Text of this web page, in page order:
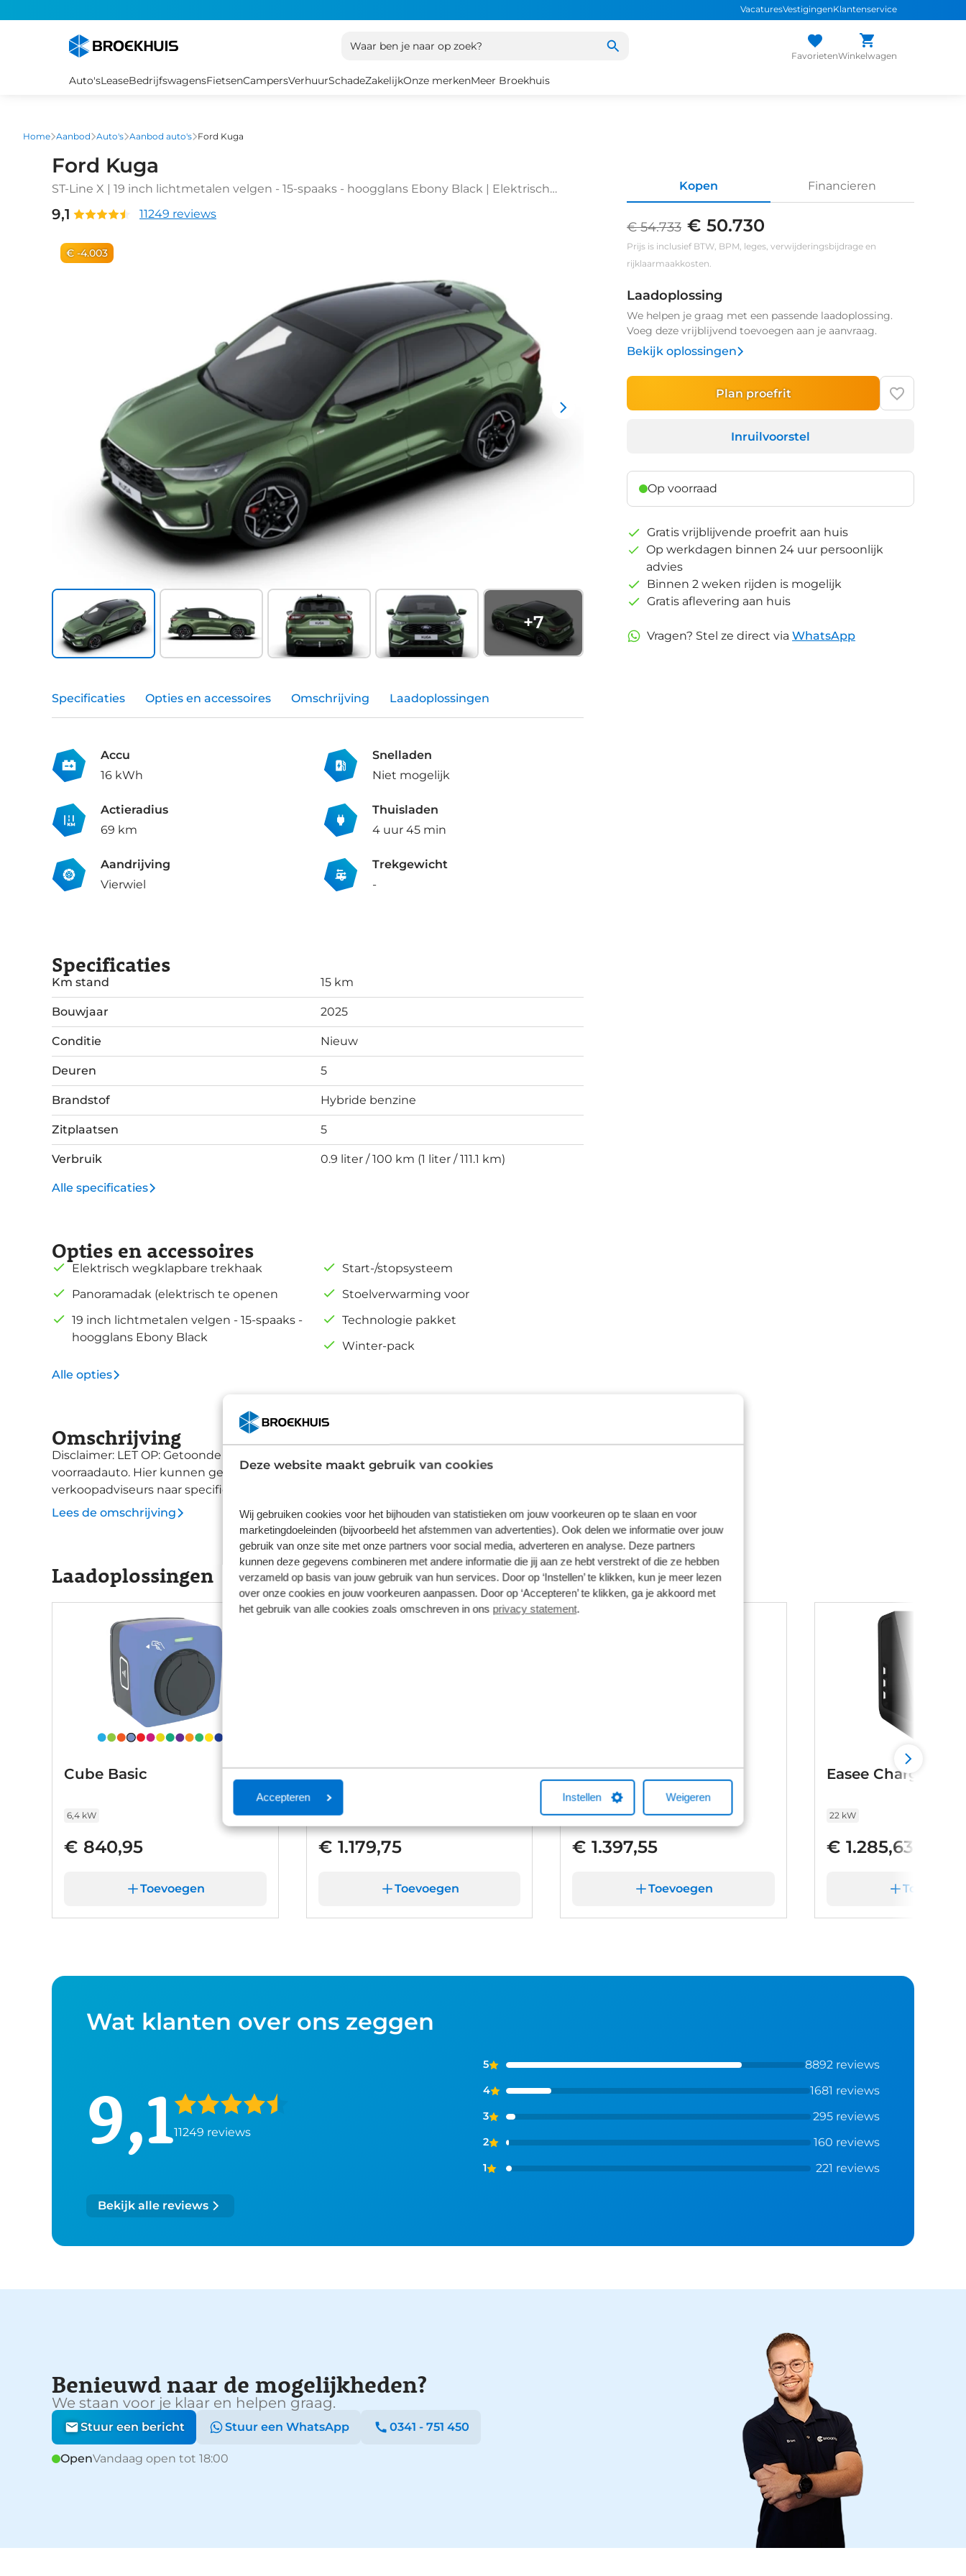
Deze website maakt gebruik van cookies
Wij gebruiken cookies voor het bijhouden van statistieken om jouw voorkeuren op te slaan en voor
marketingdoeleinden (bijvoorbeeld het afstemmen van advertenties). Ook delen we informatie over jouw
gebruik van onze site met onze partners voor social media, adverteren en analyse. Deze partners
kunnen deze gegevens combineren met andere informatie die jij aan ze hebt verstrekt of die ze hebben
verzameld op basis van jouw gebruik van hun services. Door op ‘Instellen’ te klikken, kun je meer lezen
over onze cookies en jouw voorkeuren aanpassen. Door op ‘Accepteren’ te klikken, ga je akkoord met
het gebruik van alle cookies zoals omschreven in ons privacy statement.
Accepteren Instellen Weigeren
VacaturesVestigingenKlantenservice
Waar ben je naar op zoek?
FavorietenWinkelwagen
Auto'sLeaseBedrijfswagensFietsenCampersVerhuurSchadeZakelijkOnze merkenMeer Broekhuis
Home Aanbod Auto's Aanbod auto's Ford Kuga
Ford Kuga
ST-Line X | 19 inch lichtmetalen velgen - 15-spaaks - hoogglans Ebony Black | Elektrisch
9,1 11249 reviews
€ -4.003
+7
Kopen Financieren
€ 54.733 € 50.730
Prijs is inclusief BTW, BPM, leges, verwijderingsbijdrage en
rijklaarmaakkosten.
Laadoplossing
We helpen je graag met een passende laadoplossing.
Voeg deze vrijblijvend toevoegen aan je aanvraag.
Bekijk oplossingen
Plan proefrit
Inruilvoorstel
Op voorraad
Gratis vrijblijvende proefrit aan huis
Op werkdagen binnen 24 uur persoonlijk
advies
Binnen 2 weken rijden is mogelijk
Gratis aflevering aan huis
Vragen? Stel ze direct via WhatsApp
Specificaties Opties en accessoires Omschrijving Laadoplossingen
Accu
16 kWh
Actieradius
69 km
Aandrijving
Vierwiel
Snelladen
Niet mogelijk
Thuisladen
4 uur 45 min
Trekgewicht
-
Specificaties
Km stand 15 km
Bouwjaar 2025
Conditie Nieuw
Deuren 5
Brandstof Hybride benzine
Zitplaatsen 5
Verbruik 0.9 liter / 100 km (1 liter / 111.1 km)
Alle specificaties
Opties en accessoires
Elektrisch wegklapbare trekhaak
Panoramadak (elektrisch te openen
19 inch lichtmetalen velgen - 15-spaaks -
hoogglans Ebony Black
Start-/stopsysteem
Stoelverwarming voor
Technologie pakket
Winter-pack
Alle opties
Omschrijving
Disclaimer: LET OP: Getoonde afbeeldingen kunnen afwijken van de daadwerkelijke
voorraadauto. Hier kunnen geen rechten aan worden ontleend. Vraag onze
verkoopadviseurs naar specificaties van deze auto.
Lees de omschrijving
Laadoplossingen
Cube Basic
6,4 kW
€ 840,95
Toevoegen
Cube Basic+
11 kW
€ 1.179,75
Toevoegen
Cube Smart
22 kW
€ 1.397,55
Toevoegen
Easee Charge
22 kW
€ 1.285,63
Wat klanten over ons zeggen
9,111249 reviews
5 8892 reviews
4 1681 reviews
3 295 reviews
2 160 reviews
1 221 reviews
Bekijk alle reviews
Benieuwd naar de mogelijkheden?
We staan voor je klaar en helpen graag.
Stuur een bericht Stuur een WhatsApp 0341 - 751 450
OpenVandaag open tot 18:00